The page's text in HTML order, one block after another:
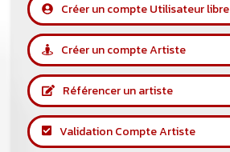
Créer un compte Utilisateur libre
Créer un compte Artiste
Référencer un artiste
Validation Compte Artiste